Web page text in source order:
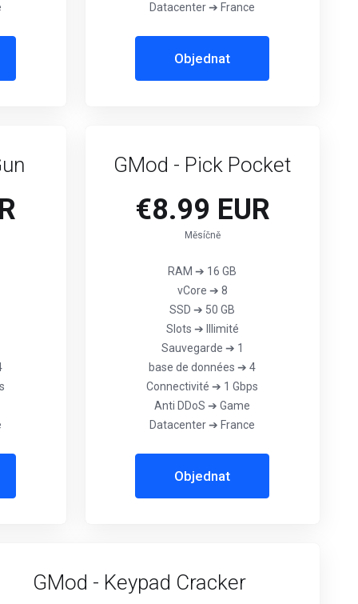
Datacenter ➔ France
Objednat
GMod - Pick Pocket
€8.99 EUR
Měsíčně
RAM ➔ 16 GB
vCore ➔ 8
SSD ➔ 50 GB
Slots ➔ Illimité
Sauvegarde ➔ 1
base de données ➔ 4
Connectivité ➔ 1 Gbps
Anti DDoS ➔ Game
Datacenter ➔ France
Objednat
GMod - Keypad Cracker